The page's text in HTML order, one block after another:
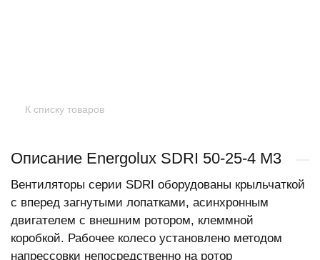
К списку товаров
Описание Energolux SDRI 50-25-4 M3
Вентиляторы серии SDRI оборудованы крыльчаткой
с вперед загнутыми лопатками, асинхронным
двигателем с внешним ротором, клеммной
коробкой. Рабочее колесо установлено методом
напрессовки непосредственно на ротор